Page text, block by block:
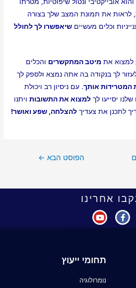
לראות את תמונת המצב שלך בצורה
וכלים מעשייםשיאפשרו לך לחולל
למצוא את מיטב המתקשרים והכלים
לך בנקודה בה אתה נמצא ולספק לך
המטרידות אותך. עם ניסיון רב ויכולת
יסייעו לךלמצוא את התשובות ויתנו
לתכנן את צעדיךלהצלחה, שפע ואושר!
הפוסט הבא ←
אחרינו
תחומי ייעוץ
נומרולוגיה